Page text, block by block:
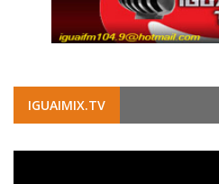
IGUAIMIX.TV